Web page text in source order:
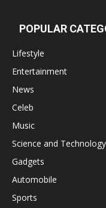
POPULAR
Lifestyle
Entertainment
News
Celeb
Music
Science and Technology
Gadgets
Automobile
Sports